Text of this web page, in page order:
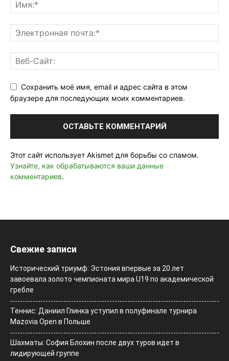
Сохранить моё имя, email и адрес сайта в этом
браузере для последующих моих комментариев.
Этот сайт использует Akismet для борьбы со спамом.
Узнайте, как обрабатываются ваши данные
комментариев.
Свежие записи
Исторический триумф: Эстония впервые за 20 лет
завоевала золото чемпионата мира U19 по академической
гребле
Теннис: Даниил Глинка уступил в полуфинале турнира
Mazovia Open в Польше
Шахматы: София Блохин после двух туров идет в
лидирующей группе